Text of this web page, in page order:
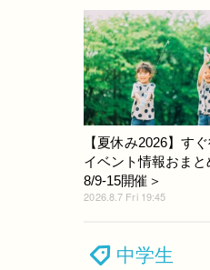
【夏休み2026】す
イベント情報おまと
8/9-15開催＞
2026.8.7 Fri 19:45
中学生